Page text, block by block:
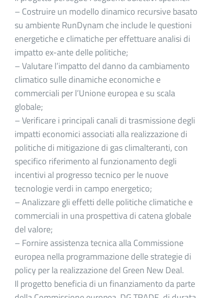
– Costruire un modello dinamico recursive basato
su ambiente RunDynam che include le questioni
energetiche e climatiche per effettuare analisi di
impatto ex-ante delle politiche;
– Valutare l’impatto del danno da cambiamento
climatico sulle dinamiche economiche e
commerciali per l’Unione europea e su scala
globale;
– Verificare i principali canali di trasmissione degli
impatti economici associati alla realizzazione di
politiche di mitigazione di gas climalteranti, con
specifico riferimento al funzionamento degli
incentivi al progresso tecnico per le nuove
tecnologie verdi in campo energetico;
– Analizzare gli effetti delle politiche climatiche e
commerciali in una prospettiva di catena globale
del valore;
– Fornire assistenza tecnica alla Commissione
europea nella programmazione delle strategie di
policy per la realizzazione del Green New Deal.
Il progetto beneficia di un finanziamento da parte